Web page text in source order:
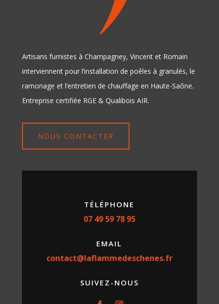
Artisans fumistes à Champagney, Vincent et Romain
interviennent pour l’installation de poêles à granulés, le
ramonage et l’entretien de chauffage en Haute-Saône.
Entreprise certifiée RGE & Qualibois AIR.
NOUS CONTACTER
TÉLÉPHONE
07 49 59 78 95
EMAIL
contact@laflammedeschenes.fr
SUIVEZ-NOUS